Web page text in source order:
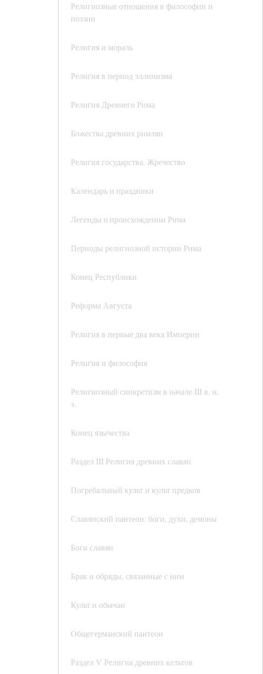
Религиозные отношения в философии и
поэзии
Религия и мораль
Религия в период эллинизма
Религия Древнего Рима
Божества древних римлян
Религия государства. Жречество
Календарь и праздники
Легенды о происхождении Рима
Периоды религиозной истории Рима
Конец Республики
Реформа Августа
Религия в первые два века Империи
Религия и философия
Религиозный синкретизм в начале III в. н.
э.
Конец язычества
Раздел III Религия древних славян
Погребальный культ и культ предков
Славянский пантеон: боги, духи, демоны
Боги славян
Брак и обряды, связанные с ним
Культ и обычаи
Общегерманский пантеон
Раздел V Религия древних кельтов